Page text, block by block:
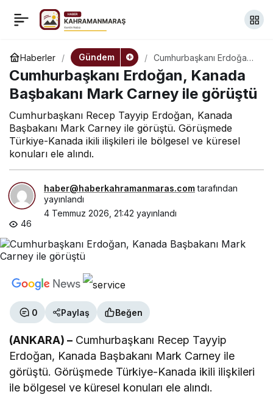
Haberler Gündem
Cumhurbaşkanı Erdoğan,
Kanada Başbakanı Mark
Carney ile görüştü
Cumhurbaşkanı Erdoğan, Kanada
Başbakanı Mark Carney ile görüştü
Cumhurbaşkanı Recep Tayyip Erdoğan, Kanada
Başbakanı Mark Carney ile görüştü. Görüşmede
Türkiye-Kanada ikili ilişkileri ile bölgesel ve küresel
konuları ele alındı.
haber@haberkahramanmaras.comtarafından
yayınlandı
4 Temmuz 2026, 21:42 yayınlandı
46
0 Paylaş Beğen
(ANKARA) – Cumhurbaşkanı Recep Tayyip
Erdoğan, Kanada Başbakanı Mark Carney ile
görüştü. Görüşmede Türkiye-Kanada ikili ilişkileri
ile bölgesel ve küresel konuları ele alındı.
Çerkezoğlu: “NATO
Zirvesi için Ankara’da
ilan edilen yasaklar
kabul edilemez”
Paylaş